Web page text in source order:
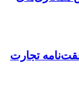
تجارت